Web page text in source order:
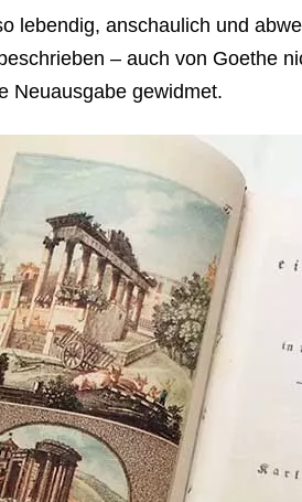
lebendig, anschaulich und
– auch von Goethe
Neuausgabe gewidmet.